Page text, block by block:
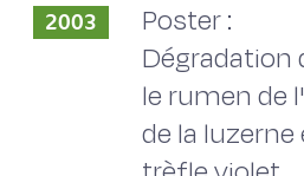
2003
Poster :
Dégradation
le rumen de
de la luzerne